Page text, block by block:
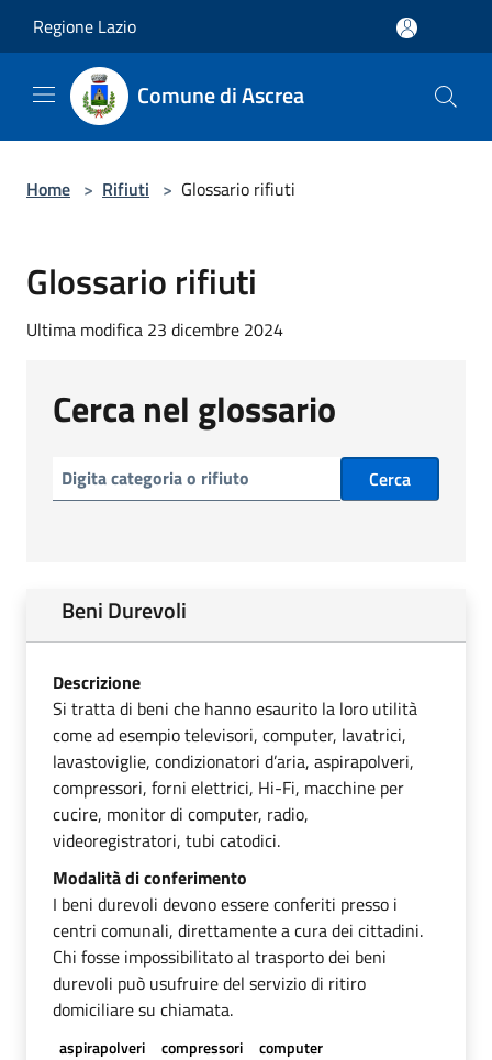
Regione Lazio
Comune di Ascrea
Home > Rifiuti > Glossario rifiuti
Glossario rifiuti
Ultima modifica 23 dicembre 2024
Cerca nel glossario
Cerca
Beni Durevoli
Descrizione
Si tratta di beni che hanno esaurito la loro utilità
come ad esempio televisori, computer, lavatrici,
lavastoviglie, condizionatori d’aria, aspirapolveri,
compressori, forni elettrici, Hi-Fi, macchine per
cucire, monitor di computer, radio,
videoregistratori, tubi catodici.
Modalità di conferimento
I beni durevoli devono essere conferiti presso i
centri comunali, direttamente a cura dei cittadini.
Chi fosse impossibilitato al trasporto dei beni
durevoli può usufruire del servizio di ritiro
domiciliare su chiamata.
aspirapolveri compressori
computer